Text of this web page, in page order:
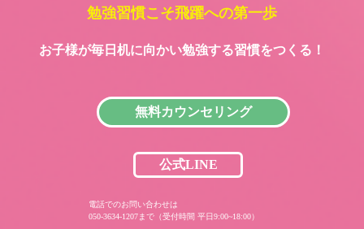
勉強習慣こそ飛躍への第一歩
お子様が毎日机に向かい勉強する習慣をつくる！
無料カウンセリング
公式LINE
電話でのお問い合わせは
050-3634-1207まで（受付時間 平日9:00~18:00）